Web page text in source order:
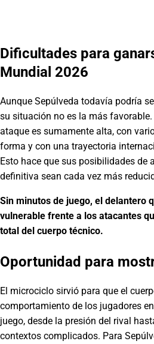
Dificultades para
Mundial 2026
Aunque Sepúlveda todavía podría
su situación no es la más
ataque es sumamente alta, con
forma y con una trayectoria
Esto hace que sus posibilidades de
definitiva sean cada vez más
Sin minutos de juego, el delantero
vulnerable frente a los atacantes
total del cuerpo técnico.
Oportunidad para
El microciclo sirvió para que el
comportamiento de los jugadores
juego, desde la presión del rival
contextos complicados. Para